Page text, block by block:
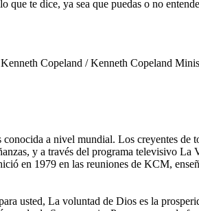
te dice, ya sea que puedas o no
Copeland / Kenneth Copeland
a nivel mundial. Los creyentes de
y a través del programa televisivo
en 1979 en las reuniones de KCM,
usted, La voluntad de Dios es la